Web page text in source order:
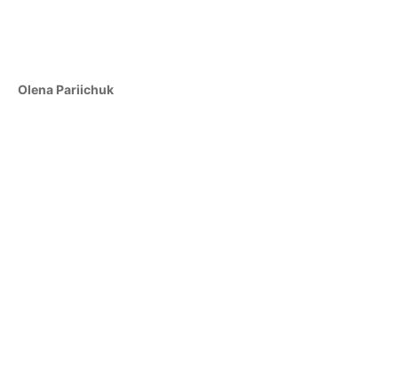
Olena Pariichuk